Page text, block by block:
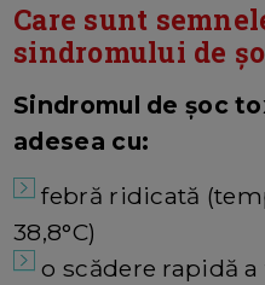
Care sunt
sindromului de
Sindromul de șoc
adesea cu:
febră ridicată
38,8°C)
o scădere rapidă